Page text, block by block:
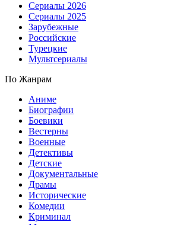
Сериалы 2026
Сериалы 2025
Зарубежные
Российские
Турецкие
Мультсериалы
По Жанрам
Аниме
Биографии
Боевики
Вестерны
Военные
Детективы
Детские
Документальные
Драмы
Исторические
Комедии
Криминал